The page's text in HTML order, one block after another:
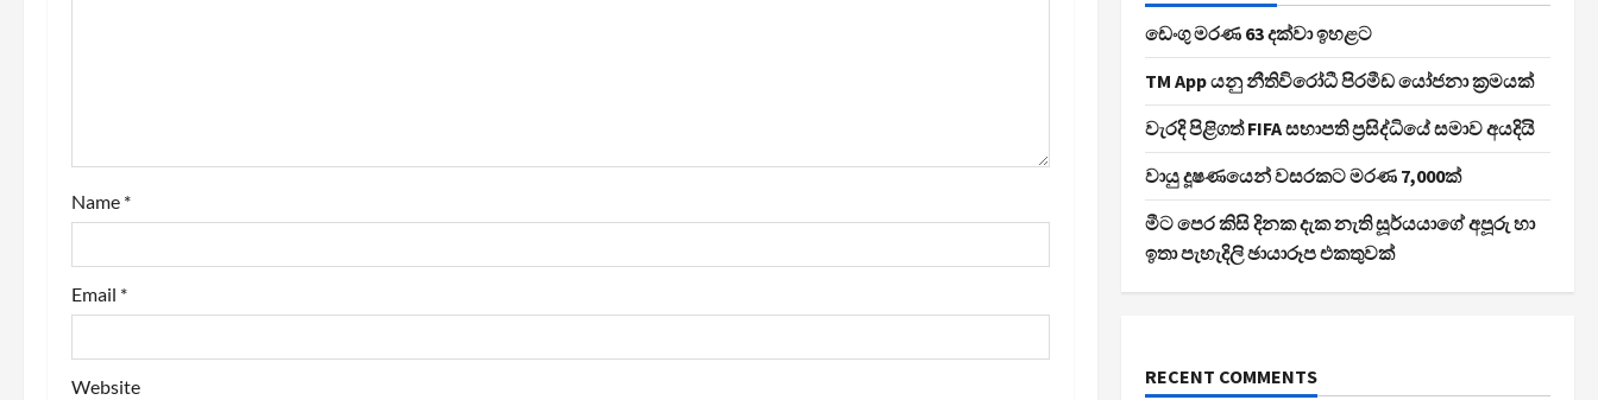
o
n
Name *
Email *
Website
ඩෙංගු මරණ 63 දක්වා ඉහළට
TM App යනු නීතිවිරෝධී පිරමීඩ යෝජනා ක්‍රමයක්
වැරදි පිළිගත් FIFA සභාපති ප්‍රසිද්ධියේ සමාව අයදියි
වායු දූෂණයෙන් වසරකට මරණ 7,000ක්
මීට පෙර කිසි දිනක දැක නැති සූර්යයාගේ අපූරු හා
ඉතා පැහැදිලි ඡායාරූප එකතුවක්
RECENT COMMENTS